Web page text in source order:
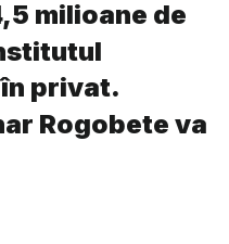
milioane de
privat.
Rogobete va